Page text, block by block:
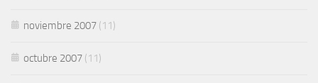
noviembre 2007 (11)
octubre 2007 (11)